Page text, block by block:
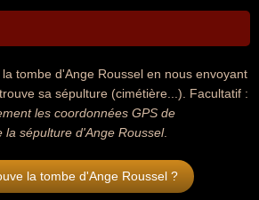
tombe d'Ange Roussel en nous envoyant
sa sépulture (cimétière...). Facultatif :
les coordonnées GPS de
la sépulture d'Ange Roussel.
la tombe d'Ange Roussel ?